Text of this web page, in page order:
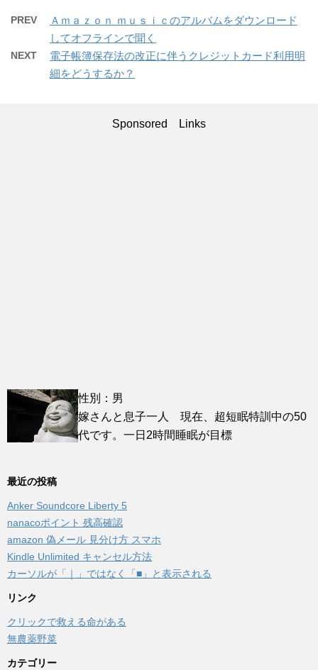
PREV
Ａｍａｚｏｎ ｍｕｓｉｃのアルバムをダウンロード
してオフラインで聞く
NEXT
電子帳簿保存法の改正に伴うクレジットカード利用明
細をどうするか？
Sponsored Links
性別：男
嫁さんと息子一人 現在、超短眠特訓中の50
代です。一日2時間睡眠が目標
最近の投稿
Anker Soundcore Liberty 5
nanacoポイント 残高確認
amazon 偽メール 見分け方 スマホ
Kindle Unlimited キャンセル方法
カーソルが「｜」ではなく「■」と表示される
リンク
クリックで救える命がある
無農薬野菜
カテゴリー